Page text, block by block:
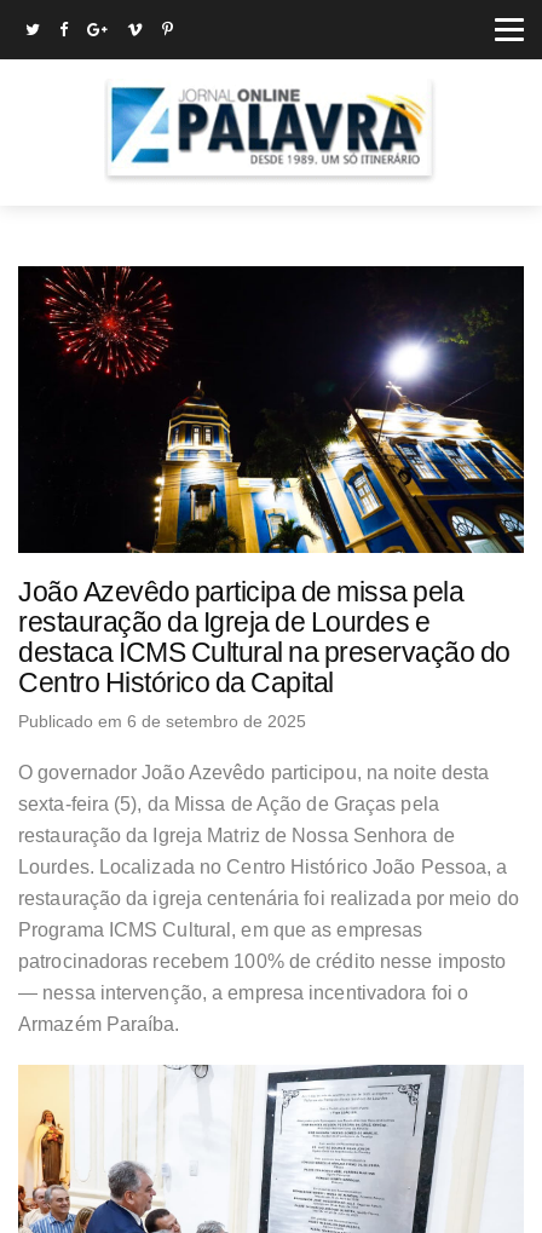
João Azevêdo participa de missa pela
restauração da Igreja de Lourdes e
destaca ICMS Cultural na preservação do
Centro Histórico da Capital
Publicado em 6 de setembro de 2025
O governador João Azevêdo participou, na noite desta
sexta-feira (5), da Missa de Ação de Graças pela
restauração da Igreja Matriz de Nossa Senhora de
Lourdes. Localizada no Centro Histórico João Pessoa, a
restauração da igreja centenária foi realizada por meio do
Programa ICMS Cultural, em que as empresas
patrocinadoras recebem 100% de crédito nesse imposto
— nessa intervenção, a empresa incentivadora foi o
Armazém Paraíba.